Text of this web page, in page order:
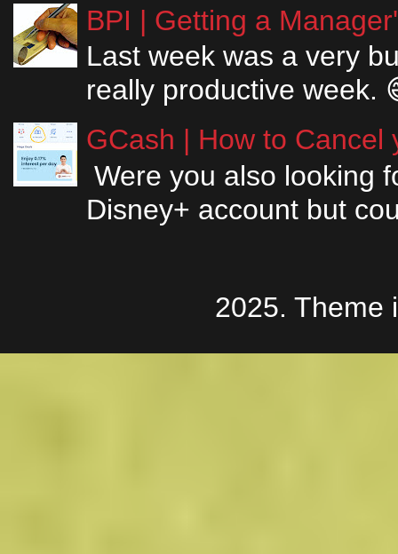
BPI | Getting a
Last week was a very
really productive week.
GCash | How to Cancel
Were you also looking
Disney+ account but
2025. Theme